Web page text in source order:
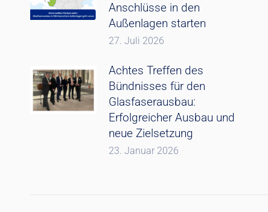
Anschlüsse in den
Außenlagen starten
27. Juli 2026
Achtes Treffen des
Bündnisses für den
Glasfaserausbau:
Erfolgreicher Ausbau und
neue Zielsetzung
23. Januar 2026